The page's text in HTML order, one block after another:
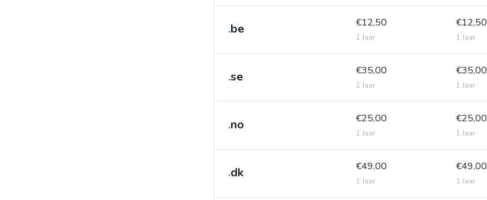
.be €12,50
1 Jaar
€12,50
1 Jaar
.se €35,00
1 Jaar
€35,00
1 Jaar
.no €25,00
1 Jaar
€25,00
1 Jaar
.dk €49,00
1 Jaar
€49,00
1 Jaar